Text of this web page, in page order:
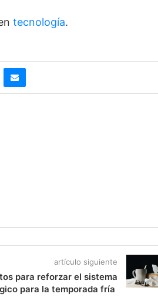
tecnología.
artículo siguiente
para reforzar el sistema
para la temporada fría